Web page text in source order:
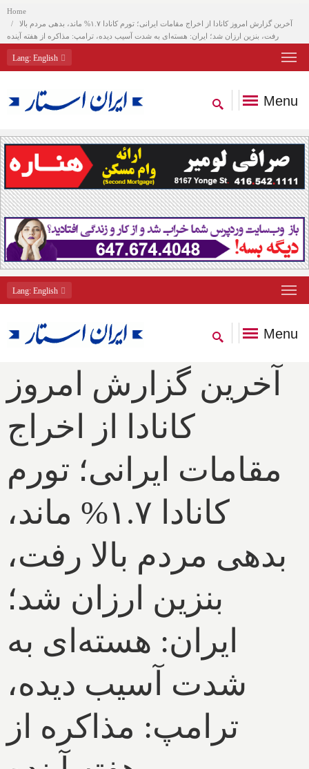
Home
آخرین گزارش امروز کانادا از اخراج مقامات ایرانی؛ تورم کانادا ۱.۷% ماند، بدهی مردم بالا
رفت، بنزین ارزان شد؛ ایران: هسته‌ای به شدت آسیب دیده، ترامپ: مذاکره از هفته آینده
Lang: English
Menu
Lang: English
Menu
آخرین گزارش امروز
کانادا از اخراج
مقامات ایرانی؛ تورم
کانادا ۱.۷% ماند،
بدهی مردم بالا رفت،
بنزین ارزان شد؛
ایران: هسته‌ای به
شدت آسیب دیده،
ترامپ: مذاکره از